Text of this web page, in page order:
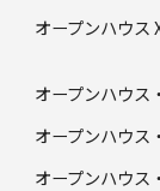
オープンハウス
オープンハウス
オープンハウス
オープンハウ